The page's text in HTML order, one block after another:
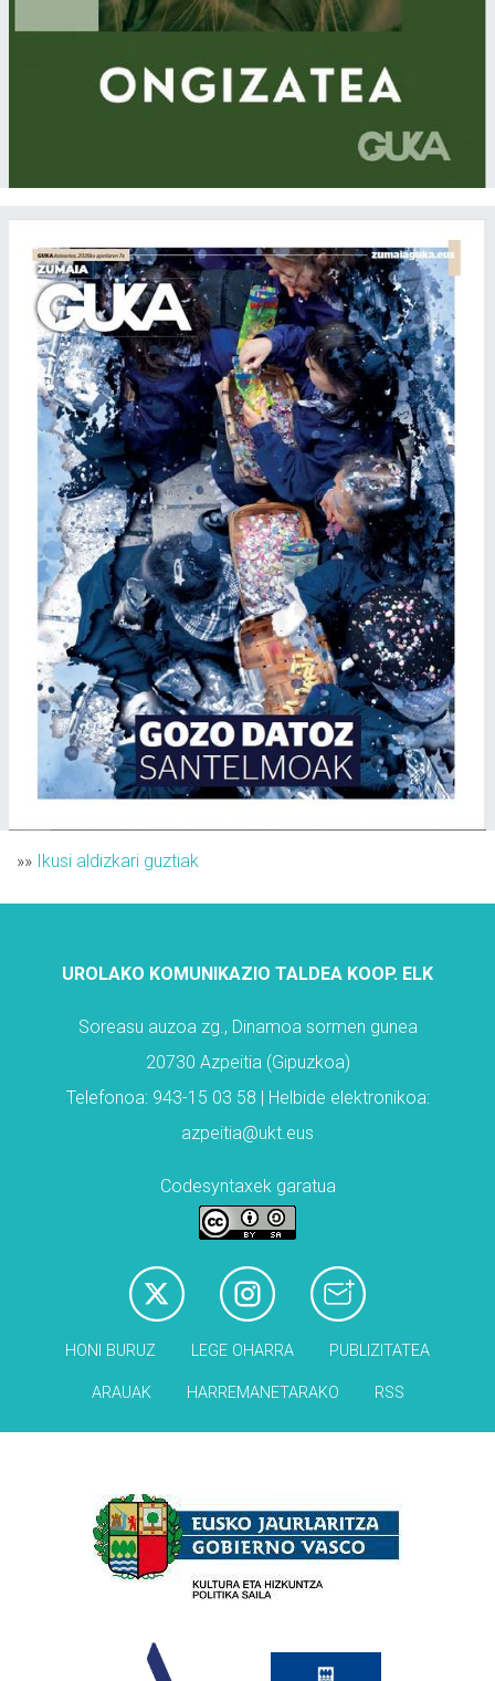
»» Ikusi aldizkari guztiak
UROLAKO KOMUNIKAZIO TALDEA KOOP. ELK
Soreasu auzoa zg., Dinamoa sormen gunea
20730 Azpeitia (Gipuzkoa)
Telefonoa: 943-15 03 58 | Helbide elektronikoa:
azpeitia@ukt.eus
Codesyntaxek garatua
HONI BURUZ LEGE OHARRA PUBLIZITATEA
ARAUAK HARREMANETARAKO RSS